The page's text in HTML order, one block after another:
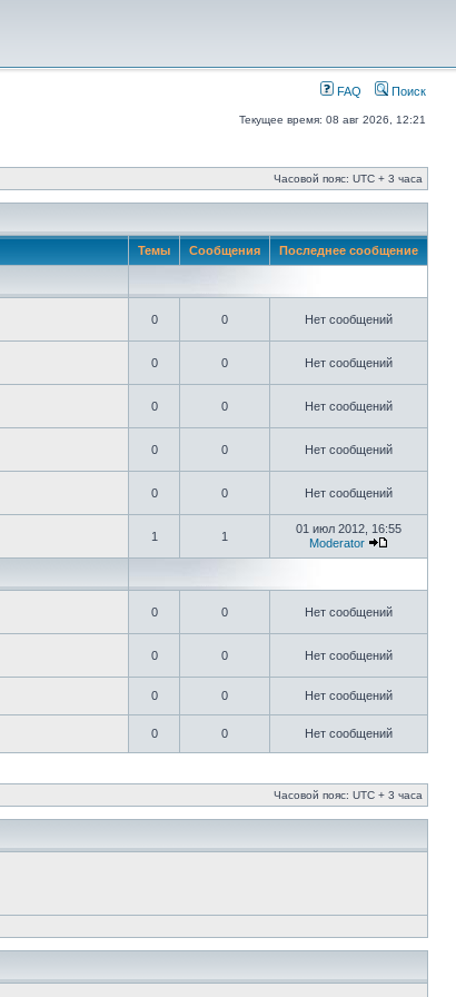
FAQ Поиск
Текущее время: 08 авг 2026, 12:21
Часовой пояс: UTC + 3 часа
Темы Сообщения Последнее сообщение
0 0 Нет сообщений
0 0 Нет сообщений
0 0 Нет сообщений
0 0 Нет сообщений
0 0 Нет сообщений
1 1
01 июл 2012, 16:55
Moderator
0 0 Нет сообщений
0 0 Нет сообщений
0 0 Нет сообщений
0 0 Нет сообщений
Часовой пояс: UTC + 3 часа